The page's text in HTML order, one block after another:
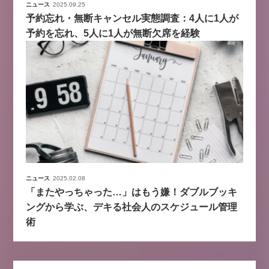
ニュース 2025.09.25
予約忘れ・無断キャンセル実態調査：4人に1人が
予約を忘れ、5人に1人が無断欠席を経験
ニュース 2025.02.08
「またやっちゃった…」はもう嫌！ダブルブッキ
ングから学ぶ、デキる社会人のスケジュール管理
術